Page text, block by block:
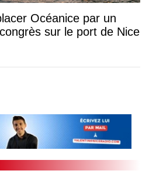
Océanice par un
sur le port de Nice